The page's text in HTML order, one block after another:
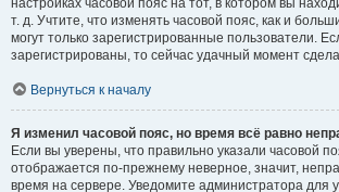
настройках часовой пояс на тот, в котором вы
т. д. Учтите, что изменять часовой пояс, как и
могут только зарегистрированные пользователи.
зарегистрированы, то сейчас удачный момент
Вернуться к началу
Я изменил часовой пояс, но время всё равно
Если вы уверены, что правильно указали часовой
отображается по-прежнему неверное, значит,
время на сервере. Уведомите администратора для